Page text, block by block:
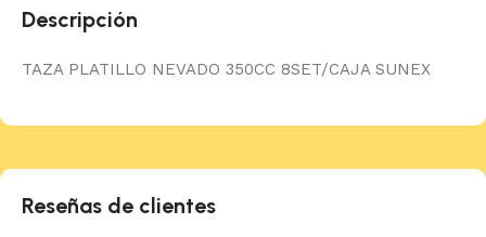
Descripción
TAZA PLATILLO NEVADO 350CC 8SET/CAJA SUNEX
Reseñas de clientes